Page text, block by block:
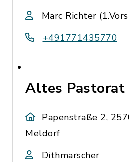
Marc Richter
+491771435770
Altes Pastorat
Papenstraße 2,
Meldorf
Dithmarscher